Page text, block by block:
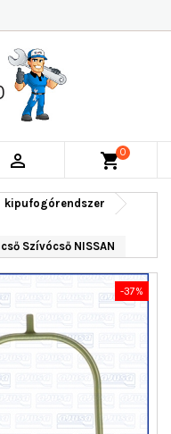
 shopping_cart0
kipufogórendszer
Szívócső NISSAN
-37%